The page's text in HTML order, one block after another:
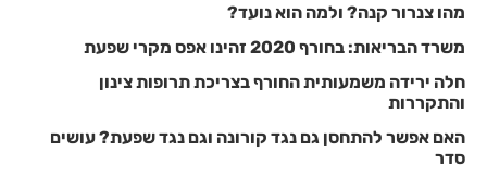
מהו צנרור קנה? ולמה הוא נועד?
משרד הבריאות: בחורף 2020 זהינו אפס מקרי שפעת
חלה ירידה משמעותית החורף בצריכת תרופות צינון
והתקררות
האם אפשר להתחסן גם נגד קורונה וגם נגד שפעת? עושים
סדר